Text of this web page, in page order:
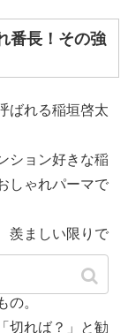
番長！その強
ばれる稲垣啓太
ション好きな稲
しゃれパーマで
羨ましい限りで
の。
切れば？」と勧